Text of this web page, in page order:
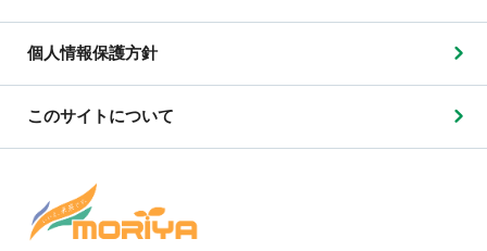
個人情報保護方針
このサイトについて